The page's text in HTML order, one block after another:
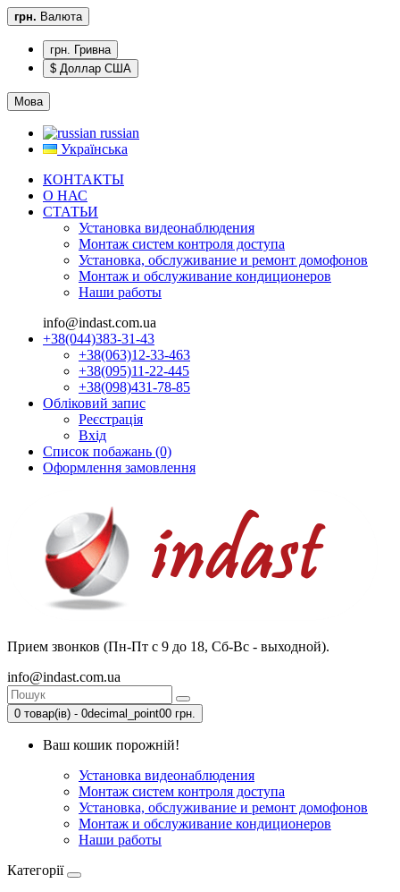
грн. Валюта
грн. Гривна
$ Доллар США
Мова
russian
Українська
КОНТАКТЫ
О НАС
CТАТЬИ
Установка видеонаблюдения
Монтаж систем контроля доступа
Установка, обслуживание и ремонт домофонов
Монтаж и обслуживание кондиционеров
Наши работы
info@indast.com.ua
+38(044)383-31-43
+38(063)12-33-463
+38(095)11-22-445
+38(098)431-78-85
Обліковий запис
Реєстрація
Вхід
Список побажань (0)
Оформлення замовлення
Прием звонков (Пн-Пт с 9 до 18, Сб-Вс - выходной).
info@indast.com.ua
0 товар(ів) - 0decimal_point00 грн.
Ваш кошик порожній!
Установка видеонаблюдения
Монтаж систем контроля доступа
Установка, обслуживание и ремонт домофонов
Монтаж и обслуживание кондиционеров
Наши работы
Категорії